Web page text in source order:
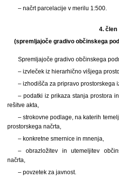
– načrt parcelacije v merilu 1:500.
4. člen
(spremljajoče gradivo občinskega
Spremljajoče gradivo občinskega
– izvleček iz hierarhično višjega
– izhodišča za pripravo prostorskega
– podatki iz prikaza stanja prostora
rešitve akta,
– strokovne podlage, na katerih
prostorskega načrta,
– konkretne smernice in mnenja,
– obrazložitev in utemeljitev
načrta,
– povzetek za javnost.